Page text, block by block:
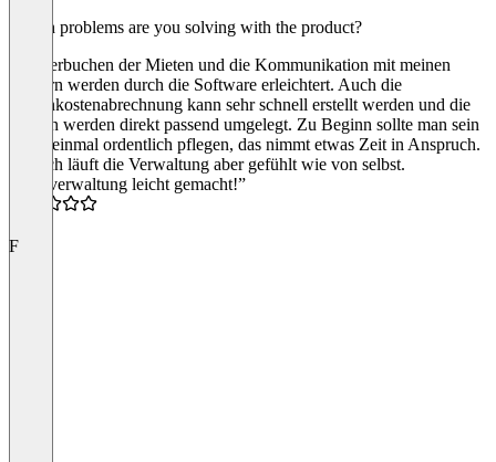
Which problems are you solving with the product?
Das verbuchen der Mieten und die Kommunikation mit meinen
Mietern werden durch die Software erleichtert. Auch die
Nebenkostenabrechnung kann sehr schnell erstellt werden und die
Kosten werden direkt passend umgelegt. Zu Beginn sollte man sein
Profil einmal ordentlich pflegen, das nimmt etwas Zeit in Anspruch.
Danach läuft die Verwaltung aber gefühlt wie von selbst.
“Mietverwaltung leicht gemacht!”
F